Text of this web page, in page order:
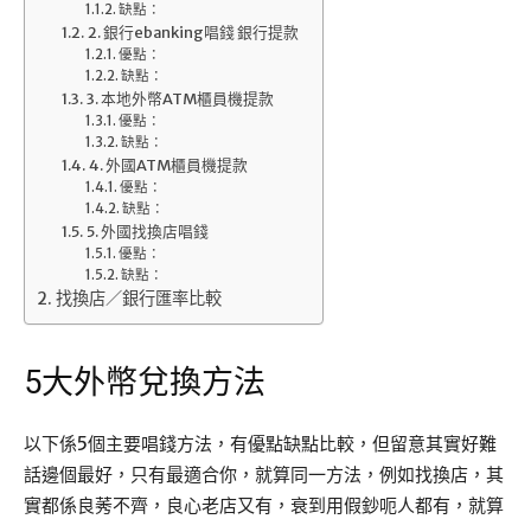
缺點：
2. 銀行ebanking唱錢 銀行提款
優點：
缺點：
3. 本地外幣ATM櫃員機提款
優點：
缺點：
4. 外國ATM櫃員機提款
優點：
缺點：
5. 外國找換店唱錢
優點：
缺點：
找換店／銀行匯率比較
5大外幣兌換方法
以下係5個主要唱錢方法，有優點缺點比較，但留意其實好難
話邊個最好，只有最適合你，就算同一方法，例如找換店，其
實都係良莠不齊，良心老店又有，衰到用假鈔呃人都有，就算